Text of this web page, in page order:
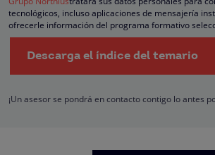
tecnológicos, incluso aplicaciones de mensajería
ofrecerle información del programa formativo
directamente relacionados con el interés
tramitar la contratación correspondiente.
empresas que conforman elGrupo Northius, con el
hacerle llegar la mejor oferta de productos y
oposición, limitación, tal y como se explica en la
Descarga el índice del temario
¡Un asesor se pondrá en contacto contigo lo antes